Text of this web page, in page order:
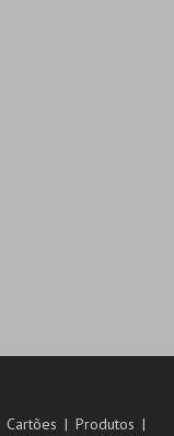
Cartões
Produtos